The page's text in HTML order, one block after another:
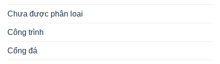
Chưa được phân loại
Công trình
Cổng đá